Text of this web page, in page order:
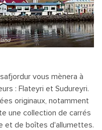
vous mènera à
: Flateyri et Sudureyri.
originaux, notamment
une collection de carrés
et de boîtes d'allumettes.